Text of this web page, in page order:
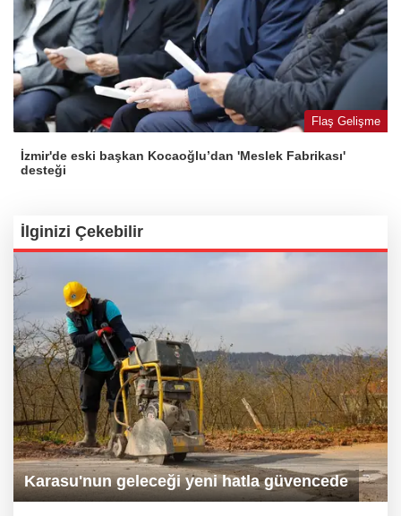
Flaş Gelişme
İzmir'de eski başkan Kocaoğlu’dan 'Meslek Fabrikası'
desteği
İlginizi Çekebilir
Karasu'nun geleceği yeni hatla güvencede